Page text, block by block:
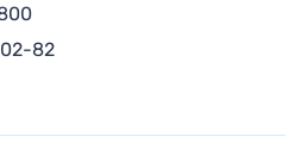
02-82